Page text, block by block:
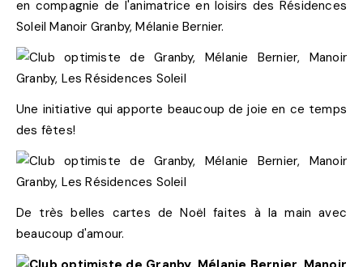
en compagnie de l'animatrice en loisirs des Résidences
Soleil Manoir Granby, Mélanie Bernier.
Une initiative qui apporte beaucoup de joie en ce temps
des fêtes!
De très belles cartes de Noël faites à la main avec
beaucoup d'amour.